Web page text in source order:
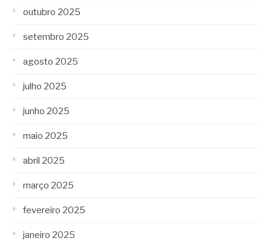
outubro 2025
setembro 2025
agosto 2025
julho 2025
junho 2025
maio 2025
abril 2025
março 2025
fevereiro 2025
janeiro 2025